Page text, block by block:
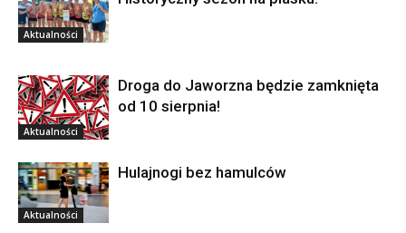
Aktualności
Aktualności
Droga do Jaworzna będzie zamknięta
od 10 sierpnia!
Aktualności
Hulajnogi bez hamulców